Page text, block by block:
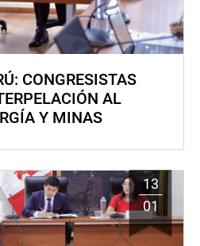
CONGRESISTAS
AL
Y MINAS
13
01